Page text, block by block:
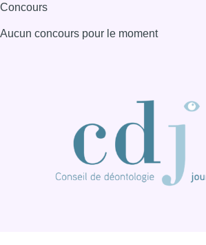
Concours
Aucun concours pour le moment